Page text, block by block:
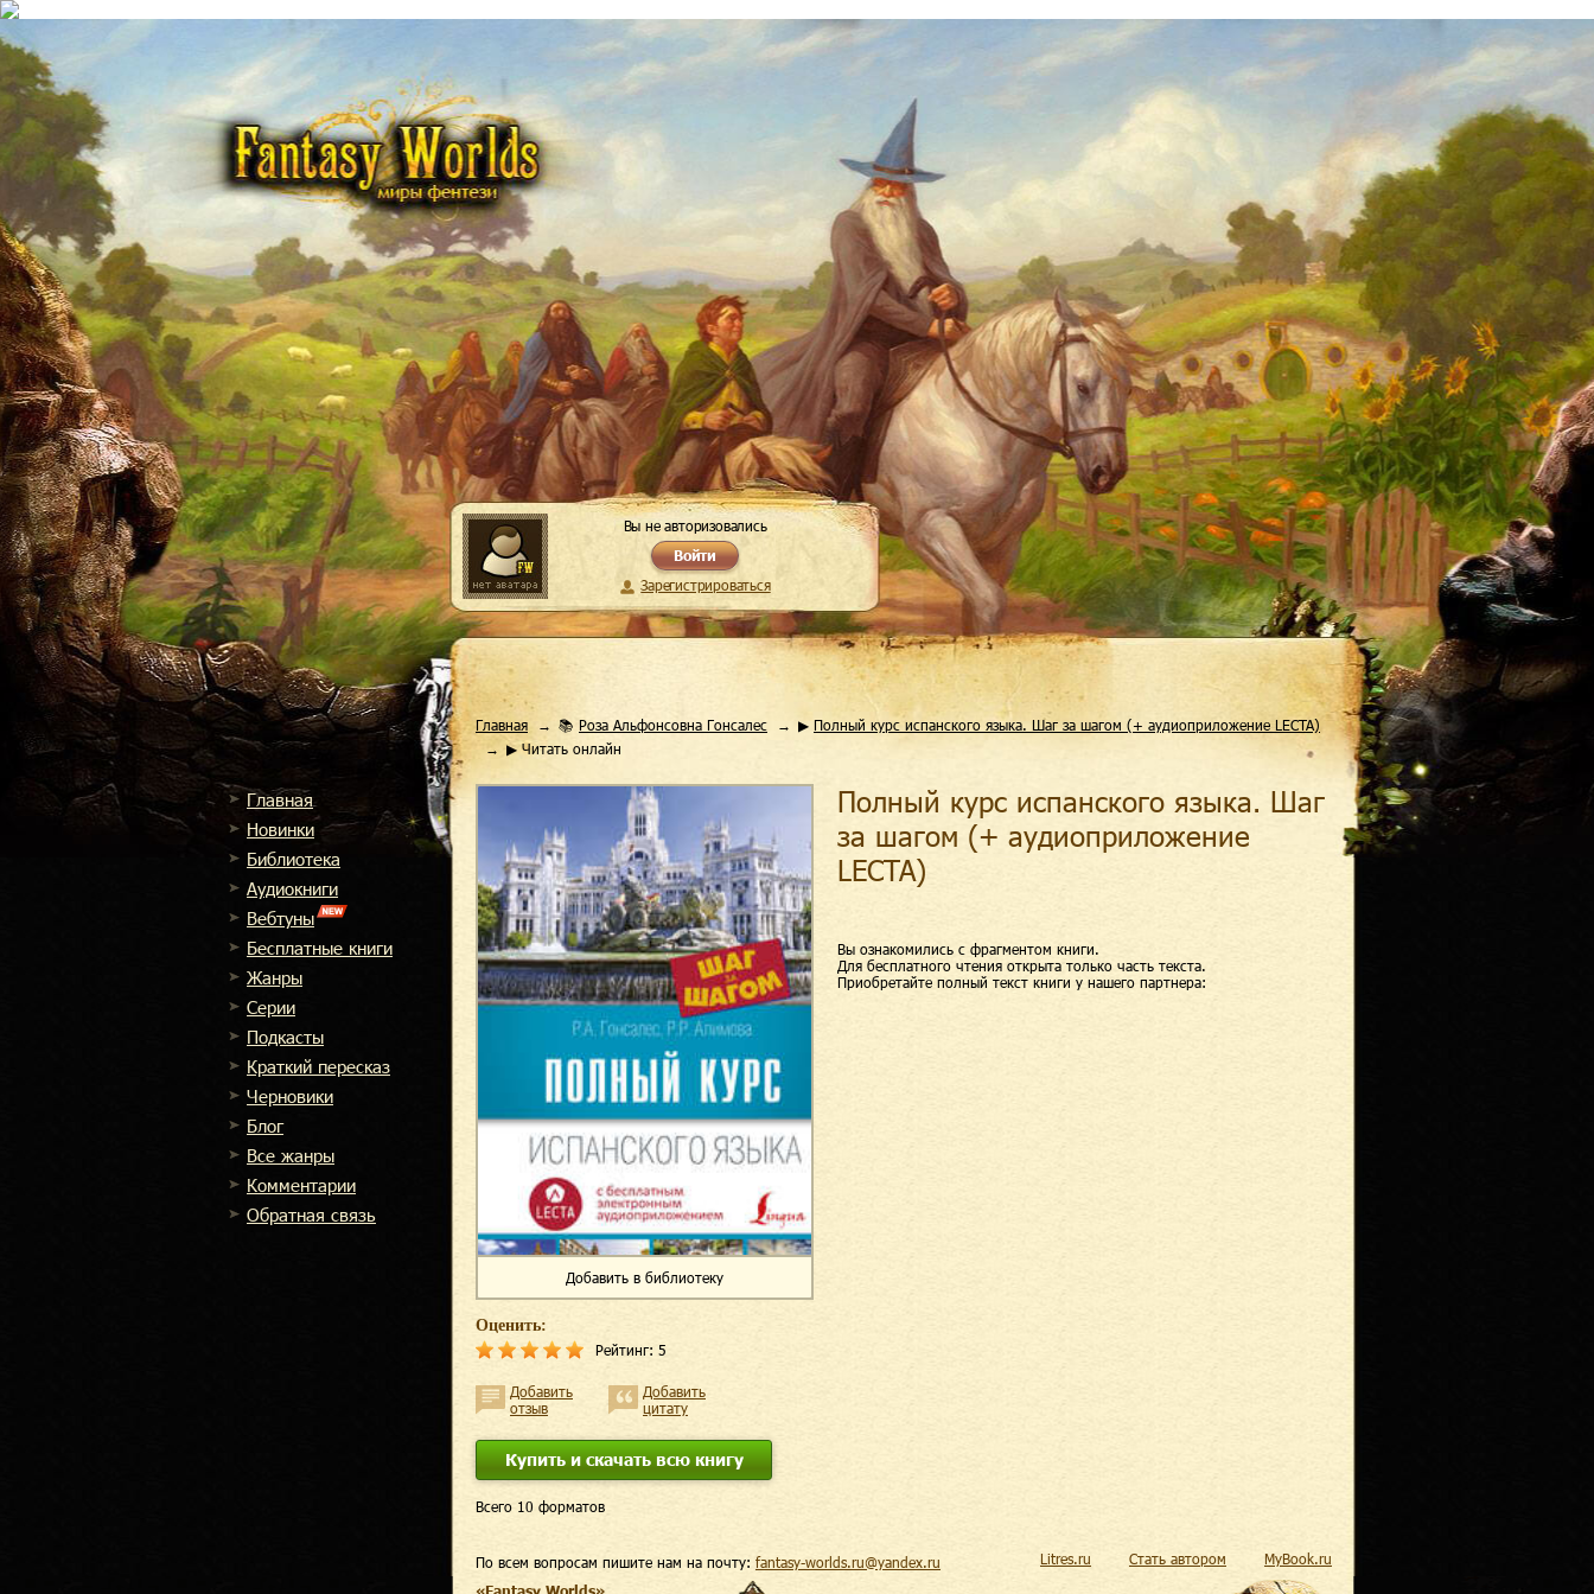
Вы не авторизовались
Войти
Зарегистрироваться
Главная
Новинки
Библиотека
Аудиокниги
Вебтуны
Бесплатные книги
Жанры
Cерии
Подкасты
Краткий пересказ
Черновики
Блог
Все жанры
Комментарии
Обратная связь
Главная 📚 Роза Альфонсовна Гонсалес ▶ Полный курс испанского языка. Шаг за шагом (+ аудиоприложение LECTA)
▶ Читать онлайн
Добавить в библиотеку
Оценить:
Рейтинг: 5
Добавить
отзыв
Добавить
цитату
Полный курс испанского языка. Шаг
за шагом (+ аудиоприложение
LECTA)
Вы ознакомились с фрагментом книги.
Для бесплатного чтения открыта только часть текста.
Приобретайте полный текст книги у нашего партнера:
Купить и скачать всю книгу
Всего 10 форматов
По всем вопросам пишите нам на почту: fantasy-worlds.ru@yandex.ru
Litres.ru Стать автором MyBook.ru